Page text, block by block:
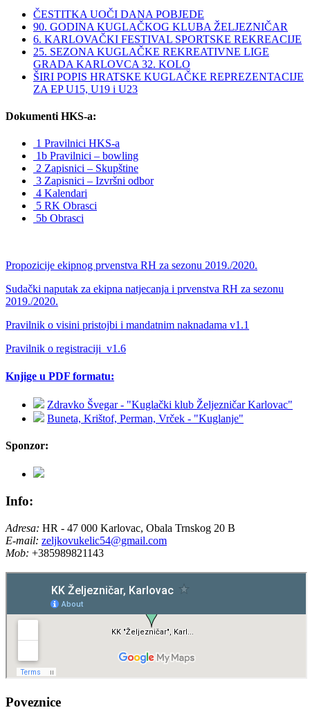
ČESTITKA UOČI DANA POBJEDE
90. GODINA KUGLAČKOG KLUBA ŽELJEZNIČAR
6. KARLOVAČKI FESTIVAL SPORTSKE REKREACIJE
25. SEZONA KUGLAČKE REKREATIVNE LIGE
GRADA KARLOVCA 32. KOLO
ŠIRI POPIS HRATSKE KUGLAČKE REPREZENTACIJE
ZA EP U15, U19 i U23
Dokumenti HKS-a:
1 Pravilnici HKS-a
1b Pravilnici – bowling
2 Zapisnici – Skupštine
3 Zapisnici – Izvršni odbor
4 Kalendari
5 RK Obrasci
5b Obrasci
Propozicije ekipnog prvenstva RH za sezonu 2019./2020.
Sudački naputak za ekipna natjecanja i prvenstva RH za sezonu
2019./2020.
Pravilnik o visini pristojbi i mandatnim naknadama v1.1
Pravilnik o registraciji_v1.6
Knjige u PDF formatu:
Zdravko Švegar - "Kuglački klub Željezničar Karlovac"
Buneta, Krištof, Perman, Vrček - "Kuglanje"
Sponzor:
Info:
Adresa: HR - 47 000 Karlovac, Obala Trnskog 20 B
E-mail: zeljkovukelic54@gmail.com
Mob: +385989821143
Poveznice